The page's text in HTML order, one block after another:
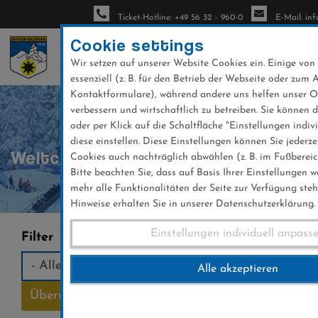
Direkt
zum
Inhalt
Ticket-Hotline: +49 56 32 - 960-0 E-Mail:
Weltcup
Filter
Übernehmen
Cookie settings
Wir setzen auf unserer Website Cookies ein. Einige
essenziell (z. B. für den Betrieb der Webseite oder zum
Kontaktformulare), während andere uns helfen unser
verbessern und wirtschaftlich zu betreiben. Sie können
oder per Klick auf die Schaltfläche "Einstellungen
diese einstellen. Diese Einstellungen können Sie
Cookies auch nachträglich abwählen (z. B. im
Bitte beachten Sie, dass auf Basis Ihrer Einstellungen
mehr alle Funktionalitäten der Seite zur Verfügung
Hinweise erhalten Sie in unserer Datenschutzerklärung.
Einstellungen individuell
Alle akzeptieren